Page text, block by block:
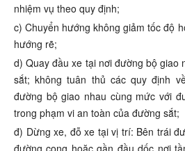
nhiệm vụ theo quy định;
c) Chuyển hướng không giảm tốc độ
hướng rẽ;
d) Quay đầu xe tại nơi đường bộ giao
sắt; không tuân thủ các quy định
đường bộ giao nhau cùng mức với
trong phạm vi an toàn của đường sắt;
đ) Dừng xe, đỗ xe tại vị trí: Bên trái
đường cong hoặc gần đầu dốc nơi